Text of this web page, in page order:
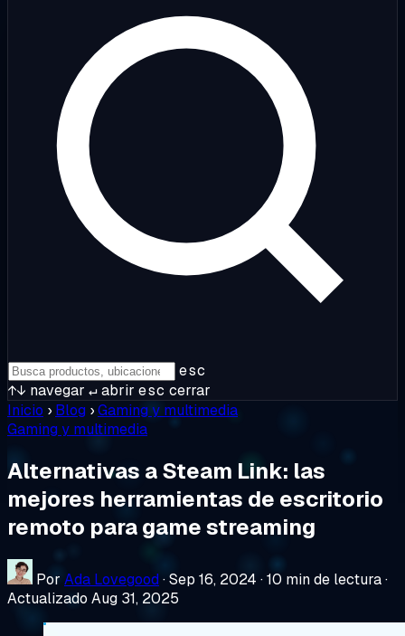
esc
↑↓ navegar ↵abrir esc cerrar
Inicio › Blog ›Gaming y multimedia
Gaming y multimedia
Alternativas a Steam Link: las
mejores herramientas de escritorio
remoto para game streaming
Por Ada Lovegood ·Sep 16, 2024 ·10 min de lectura·
Actualizado Aug 31, 2025